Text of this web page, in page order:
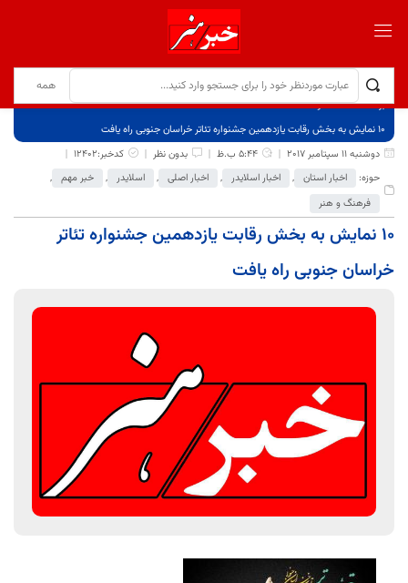
برگ نخست
نوشته‌ها
١٠ نمایش به بخش رقابت یازدهمین جشنواره تئاتر خراسان جنوبی راه یافت
دوشنبه 11 سپتامبر 2017
5:44 ب.ظ بدون نظر
کدخبر:12402
حوزه:
اخبار استان , اخبار اسلایدر , اخبار اصلی , اسلایدر , خبر مهم ,
فرهنگ و هنر
١٠ نمایش به بخش رقابت یازدهمین جشنواره تئاتر
خراسان جنوبی راه یافت